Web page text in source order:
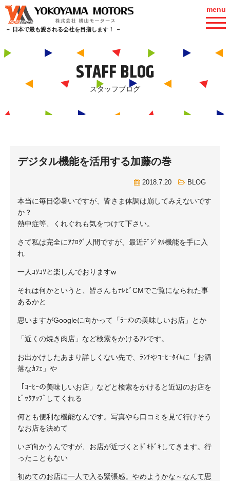
－ 日本で最も愛される会社を目指します！ －
menu
STAFF BLOG
スタッフブログ
デジタル機能を活用する加藤の巻
2018.7.20 BLOG
本当に毎日②暑いですが、皆さま体調は崩してみえないです
か？
熱中症等、くれぐれも気をつけて下さい。
さて私は完全にｱﾅﾛｸﾞ人間ですが、最近ﾃﾞｼﾞﾀﾙ機能を手に入
れ
一人ｺｿｺｿと楽しんでおりますw
それは何かというと、皆さんもﾃﾚﾋﾞCMでご覧になられた事
あるかと
思いますがGoogleに向かって「ﾗｰﾒﾝの美味しいお店」とか
「近くの焼き肉店」など検索をかけるｱﾚです。
お出かけしたあまり詳しくない先で、ﾗﾝﾁやｺｰﾋｰﾀｲﾑに「お洒
落なｶﾌｪ」や
「ｺｰﾋｰの美味しいお店」などと検索をかけると近辺のお店を
ﾋﾟｯｸｱｯﾌﾟしてくれる
何とも便利な機能なんです。写真やら口コミを見て行けそう
なお店を決めて
いざ向かうんですが、お店が近づくとﾄﾞｷﾄﾞｷしてきます。行
ったこともない
初めてのお店に一人で入る緊張感。やめようかな～なんて思